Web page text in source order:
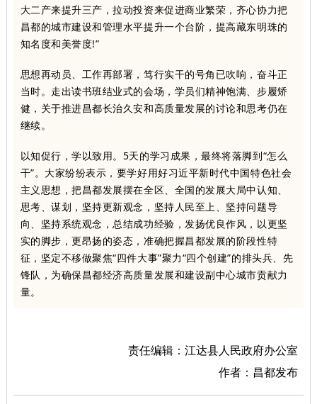
大二产来提升三产，拉动投资来促进商业繁荣，齐心协力把
昌都的城市建设和管理水平提升一个台阶，提高藏东明珠的
知名度和美誉度!”
思想再动员、工作再部署，笃行实干的号角已吹响，奋斗正
当时。走出读书班结业式的会场，学员们精神饱满、步履矫
健，关于推进昌都长治久安和高质量发展的讨论和思考仍在
继续。
以知促行，学以致用。5天的学习成果，最终将落脚到“怎么
干”。大家纷纷表示，要学好用好习近平新时代中国特色社会
主义思想，把昌都发展摆在全区、全国的发展大局中认知、
思考、谋划，坚持更新观念，坚持人民至上、坚持问题导
向、坚持系统观念，总结成功经验，发扬优良作风，以更坚
实的脚步，更昂扬的姿态，准确把握昌都发展的阶段性特
征，坚定不移做聚焦“四件大事”聚力“四个创建”的排头兵、先
锋队，为确保昌都经济高质量发展和建设副中心城市贡献力
量。
责任编辑：江达县人民政府办公室
作者：昌都发布